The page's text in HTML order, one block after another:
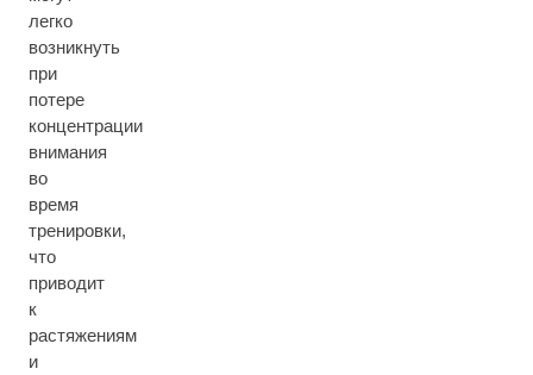
легко
возникнуть
при
потере
концентрации
внимания
во
время
тренировки,
что
приводит
к
растяжениям
и